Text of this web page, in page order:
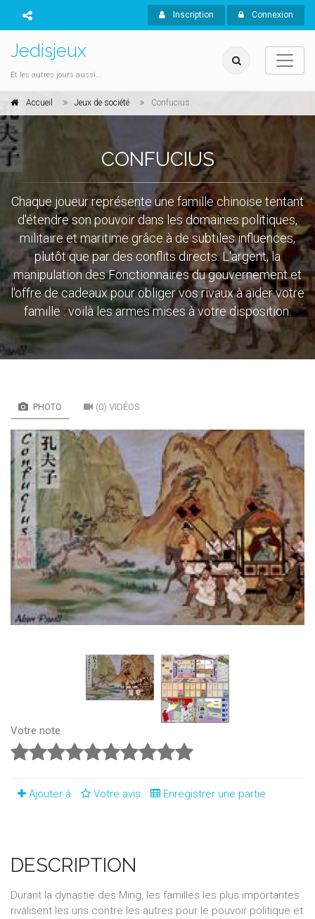
Inscription Connexion
Jedisjeux
Et les autres jours aussi...
Accueil Jeux de société Confucius
CONFUCIUS
Chaque joueur représente une famille chinoise tentant
d'étendre son pouvoir dans les domaines politiques,
militaire et maritime grâce à de subtiles influences,
plutôt que par des conflits directs. L'argent, la
manipulation des Fonctionnaires du gouvernement et
l'offre de cadeaux pour obliger vos rivaux à aider votre
famille : voilà les armes mises à votre disposition.
PHOTO (0) VIDÉOS
Votre note
Ajouter à Votre avis Enregistrer une partie
DESCRIPTION
Durant la dynastie des Ming, les familles les plus importantes
rivalisent les uns contre les autres pour le pouvoir politique et